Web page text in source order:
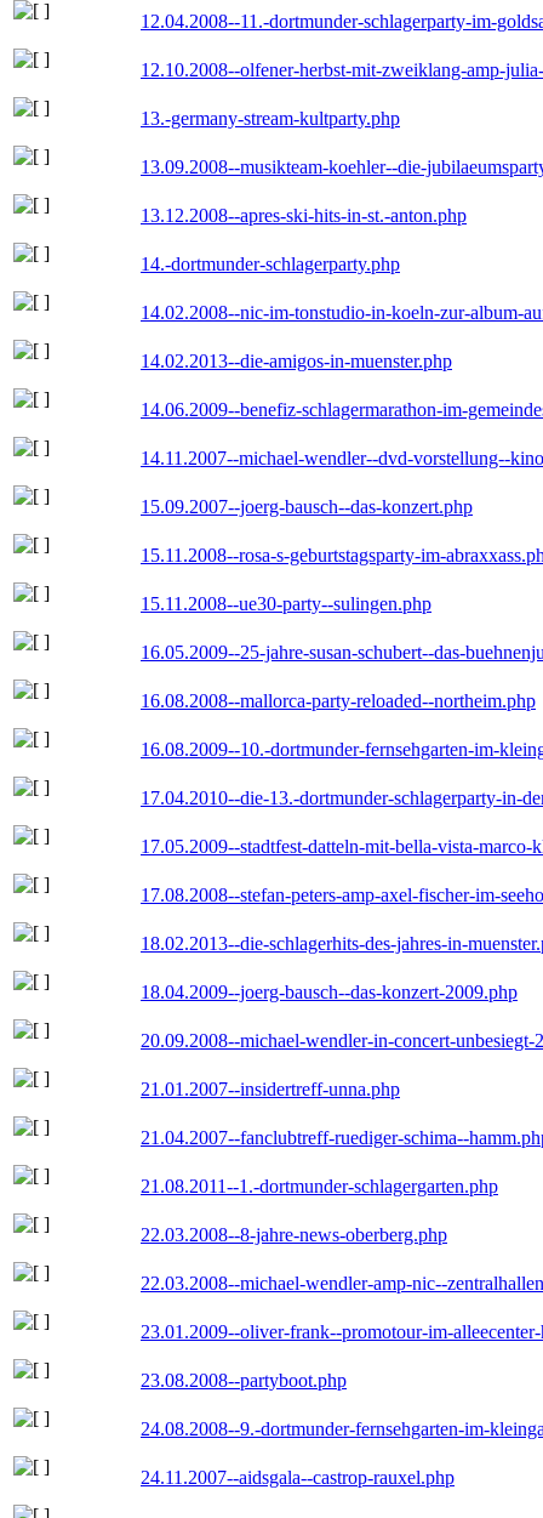
12.04.2008--11.-dortmunder-schlagerparty-im-
12.10.2008--olfener-herbst-mit-zweiklang-amp-
13.-germany-stream-kultparty.php
13.09.2008--musikteam-koehler--die-
13.12.2008--apres-ski-hits-in-st.-anton.php
14.-dortmunder-schlagerparty.php
14.02.2008--nic-im-tonstudio-in-koeln-zur-album-
14.02.2013--die-amigos-in-muenster.php
14.06.2009--benefiz-schlagermarathon-im-
14.11.2007--michael-wendler--dvd-vorstellung--
15.09.2007--joerg-bausch--das-konzert.php
15.11.2008--rosa-s-geburtstagsparty-im-
15.11.2008--ue30-party--sulingen.php
16.05.2009--25-jahre-susan-schubert--das-
16.08.2008--mallorca-party-reloaded--northeim.php
16.08.2009--10.-dortmunder-fernsehgarten-im-
17.04.2010--die-13.-dortmunder-schlagerparty-in-
17.05.2009--stadtfest-datteln-mit-bella-vista-marco-
17.08.2008--stefan-peters-amp-axel-fischer-im-
18.02.2013--die-schlagerhits-des-jahres-in-
18.04.2009--joerg-bausch--das-konzert-2009.php
20.09.2008--michael-wendler-in-concert-unbesiegt-
21.01.2007--insidertreff-unna.php
21.04.2007--fanclubtreff-ruediger-schima--
21.08.2011--1.-dortmunder-schlagergarten.php
22.03.2008--8-jahre-news-oberberg.php
22.03.2008--michael-wendler-amp-nic--
23.01.2009--oliver-frank--promotour-im-
23.08.2008--partyboot.php
24.08.2008--9.-dortmunder-fernsehgarten-im-
24.11.2007--aidsgala--castrop-rauxel.php